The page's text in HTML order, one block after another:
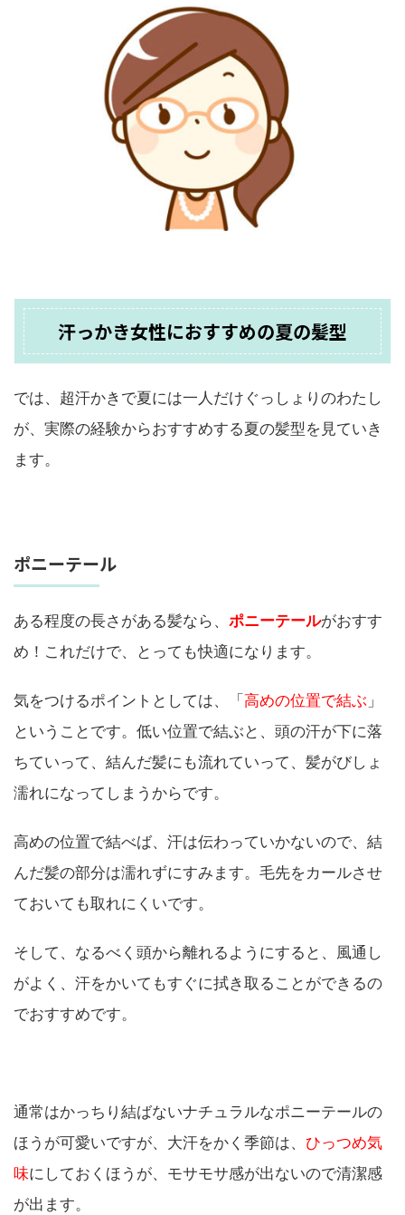
汗っかき女性におすすめの夏の髪型
では、超汗かきで夏には一人だけぐっしょりのわたし
が、実際の経験からおすすめする夏の髪型を見ていき
ます。
ポニーテール
ある程度の長さがある髪なら、 ポニーテールがおすす
め！これだけで、とっても快適になります。
気をつけるポイントとしては、「 高めの位置で結ぶ 」
ということです。低い位置で結ぶと、頭の汗が下に落
ちていって、結んだ髪にも流れていって、髪がびしょ
濡れになってしまうからです。
高めの位置で結べば、汗は伝わっていかないので、結
んだ髪の部分は濡れずにすみます。毛先をカールさせ
ておいても取れにくいです。
そして、なるべく頭から離れるようにすると、風通し
がよく、汗をかいてもすぐに拭き取ることができるの
でおすすめです。
通常はかっちり結ばないナチュラルなポニーテールの
ほうが可愛いですが、大汗をかく季節は、 ひっつめ気
味にしておくほうが、モサモサ感が出ないので清潔感
が出ます。